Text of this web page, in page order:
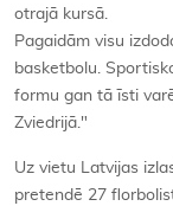
otrajā kursā.
Pagaidām visu
basketbolu.
formu gan tā īsti
Zviedrijā."
Uz vietu Latvijas
pretendē 27